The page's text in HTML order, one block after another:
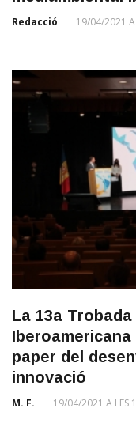
Redacció 19/04/2021 A
La 13a Trobada
paper del
innovació
M. F. 19/04/2021 A LES